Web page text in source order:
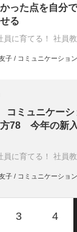
った点を自分
せる
員に育てる！ 社員
子 / コミュニケーショ
ミュニケーシ
78 今年の新
員に育てる！ 社員
子 / コミュニケーショ
3 4